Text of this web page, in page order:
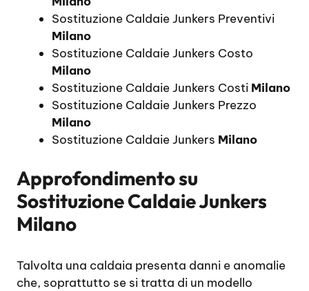
Sostituzione Caldaie Junkers Preventivi
Milano
Sostituzione Caldaie Junkers Costo
Milano
Sostituzione Caldaie Junkers Costi Milano
Sostituzione Caldaie Junkers Prezzo
Milano
Sostituzione Caldaie Junkers Milano
Approfondimento su
Sostituzione Caldaie Junkers
Milano
Talvolta una caldaia presenta danni e anomalie
che, soprattutto se si tratta di un modello